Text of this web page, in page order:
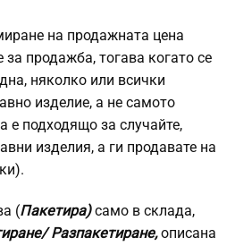
на продажната цена
за продажба, тогава когато се
няколко или всички
изделие, а не самото
е подходящо за случайте,
изделия, а ги продавате на
(Пакетира)само в склада,
Разпакетиране,описана